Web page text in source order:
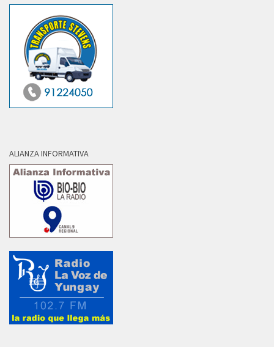
ALIANZA INFORMATIVA